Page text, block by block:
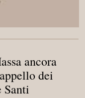
ancora
dei
Santi